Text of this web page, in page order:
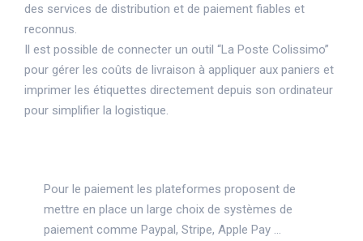
des services de distribution et de paiement fiables et
reconnus.
Il est possible de connecter un outil “La Poste Colissimo”
pour gérer les coûts de livraison à appliquer aux paniers et
imprimer les étiquettes directement depuis son ordinateur
pour simplifier la logistique.
Pour le paiement les plateformes proposent de
mettre en place un large choix de systèmes de
paiement comme Paypal, Stripe, Apple Pay …